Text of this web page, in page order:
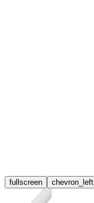
fullscreen chevron_left